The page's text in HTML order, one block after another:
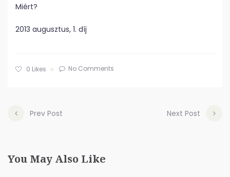
Miért?
2013 augusztus, 1. díj
0 Likes No Comments
Prev Post Next Post
You May Also Like